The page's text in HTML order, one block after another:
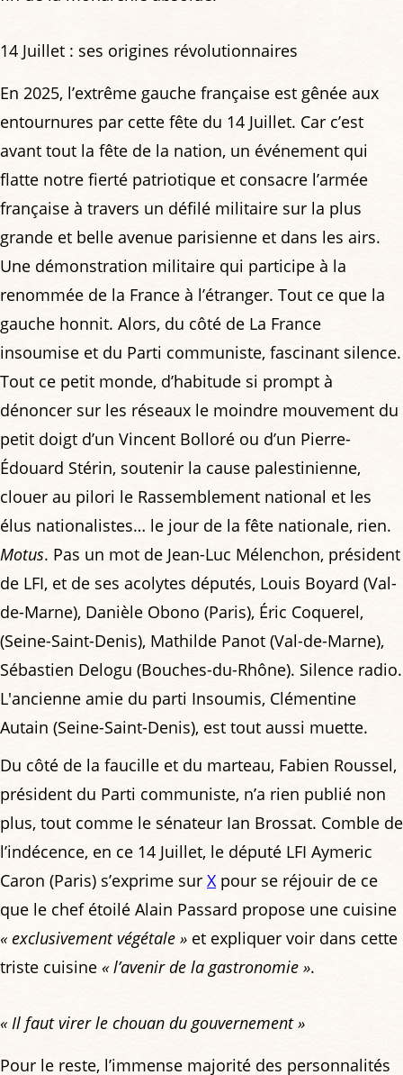
14 Juillet : ses origines révolutionnaires
En 2025, l’extrême gauche française est gênée aux
entournures par cette fête du 14 Juillet. Car c’est
avant tout la fête de la nation, un événement qui
flatte notre fierté patriotique et consacre l’armée
française à travers un défilé militaire sur la plus
grande et belle avenue parisienne et dans les airs.
Une démonstration militaire qui participe à la
renommée de la France à l’étranger. Tout ce que la
gauche honnit. Alors, du côté de La France
insoumise et du Parti communiste, fascinant silence.
Tout ce petit monde, d’habitude si prompt à
dénoncer sur les réseaux le moindre mouvement du
petit doigt d’un Vincent Bolloré ou d’un Pierre-
Édouard Stérin, soutenir la cause palestinienne,
clouer au pilori le Rassemblement national et les
élus nationalistes… le jour de la fête nationale, rien.
Motus. Pas un mot de Jean-Luc Mélenchon, président
de LFI, et de ses acolytes députés, Louis Boyard (Val-
de-Marne), Danièle Obono (Paris), Éric Coquerel,
(Seine-Saint-Denis), Mathilde Panot (Val-de-Marne),
Sébastien Delogu (Bouches-du-Rhône). Silence radio.
L'ancienne amie du parti Insoumis, Clémentine
Autain (Seine-Saint-Denis), est tout aussi muette.
Du côté de la faucille et du marteau, Fabien Roussel,
président du Parti communiste, n’a rien publié non
plus, tout comme le sénateur Ian Brossat. Comble de
l’indécence, en ce 14 Juillet, le député LFI Aymeric
Caron (Paris) s’exprime sur X pour se réjouir de ce
que le chef étoilé Alain Passard propose une cuisine
« exclusivement végétale » et expliquer voir dans cette
triste cuisine « l’avenir de la gastronomie ».
« Il faut virer le chouan du gouvernement »
Pour le reste, l’immense majorité des personnalités